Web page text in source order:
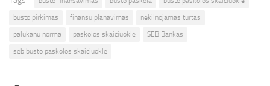
busto pirkimas
finansu planavimas
nekilnojamas turtas
palukanu norma
paskolos skaiciuokle
SEB Bankas
seb busto paskolos skaiciuokle